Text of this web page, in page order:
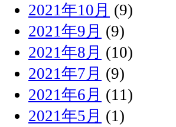
2021年10月 (9)
2021年9月 (9)
2021年8月 (10)
2021年7月 (9)
2021年6月 (11)
2021年5月 (1)